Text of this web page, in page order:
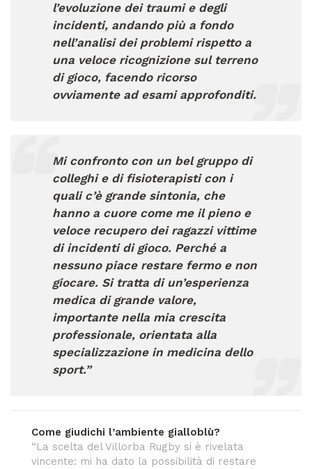
l’evoluzione dei traumi e degli
incidenti, andando più a fondo
nell’analisi dei problemi rispetto a
una veloce ricognizione sul terreno
di gioco, facendo ricorso
ovviamente ad esami approfonditi.
Mi confronto con un bel gruppo di
colleghi e di fisioterapisti con i
quali c’è grande sintonia, che
hanno a cuore come me il pieno e
veloce recupero dei ragazzi vittime
di incidenti di gioco. Perché a
nessuno piace restare fermo e non
giocare. Si tratta di un’esperienza
medica di grande valore,
importante nella mia crescita
professionale, orientata alla
specializzazione in medicina dello
sport.”
Come giudichi l’ambiente gialloblù?
“La scelta del Villorba Rugby si è rivelata
vincente: mi ha dato la possibilità di restare